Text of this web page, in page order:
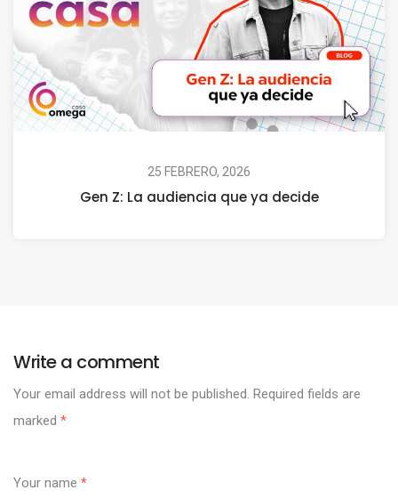
25 FEBRERO, 2026
Gen Z: La audiencia que ya decide
Write a comment
Your email address will not be published. Required fields are
marked *
Your name *